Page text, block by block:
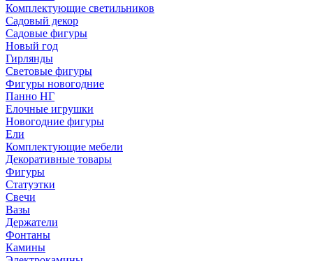
Комплектующие светильников
Садовый декор
Садовые фигуры
Новый год
Гирлянды
Световые фигуры
Фигуры новогодние
Панно НГ
Елочные игрушки
Новогодние фигуры
Ели
Комплектующие мебели
Декоративные товары
Фигуры
Статуэтки
Свечи
Вазы
Держатели
Фонтаны
Камины